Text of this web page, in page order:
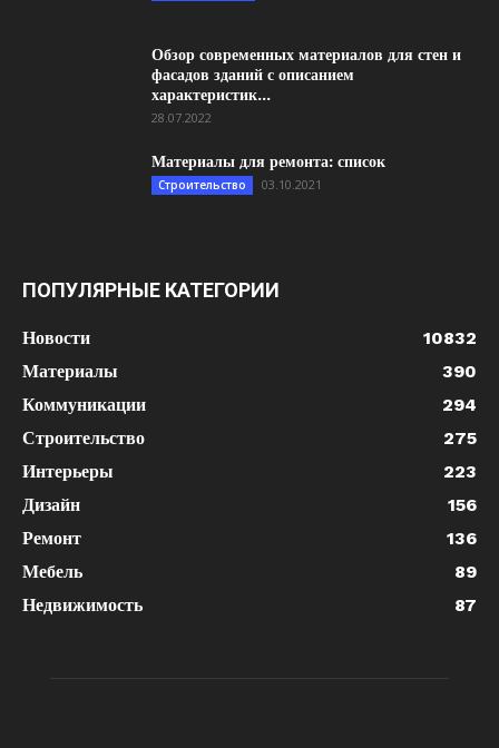
Обзор современных материалов для стен и
фасадов зданий с описанием
характеристик...
28.07.2022
Материалы для ремонта: список
Строительство 03.10.2021
ПОПУЛЯРНЫЕ КАТЕГОРИИ
Новости
10832
Материалы
390
Коммуникации
294
Строительство
275
Интерьеры
223
Дизайн
156
Ремонт
136
Мебель
89
Недвижимость
87